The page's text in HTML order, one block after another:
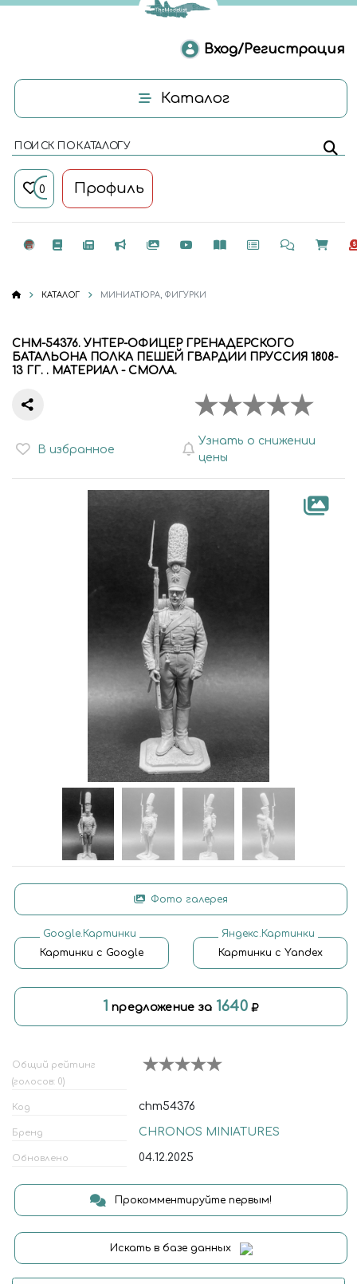
Вход/Регистрация
Каталог
ПОИСК ПО КАТАЛОГУ
0 Профиль
КАТАЛОГ МИНИАТЮРА, ФИГУРКИ
CHM-54376. УНТЕР-ОФИЦЕР ГРЕНАДЕРСКОГО
БАТАЛЬОНА ПОЛКА ПЕШЕЙ ГВАРДИИ ПРУССИЯ 1808-
13 ГГ. . МАТЕРИАЛ - СМОЛА.
В избранное
Узнать о снижении
цены
Фото галерея
Google.Картинки
Картинки с Google
Яндекс.Картинки
Картинки с Yandex
1 предложение за 1640
Общий рейтинг
(голосов: 0)
Код chm54376
Бренд CHRONOS MINIATURES
Обновлено 04.12.2025
Прокомментируйте первым!
Искать в базе данных